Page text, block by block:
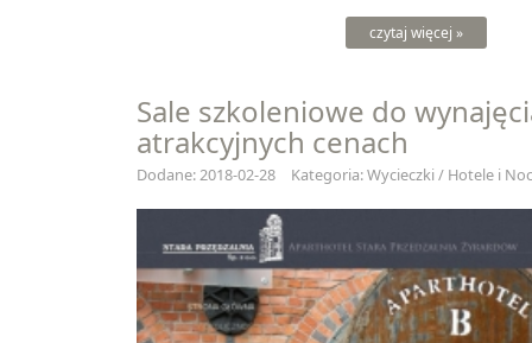
czytaj więcej »
Sale szkoleniowe do
atrakcyjnych cenach
Dodane: 2018-02-28 Kategoria: Wycieczki / Hotele i